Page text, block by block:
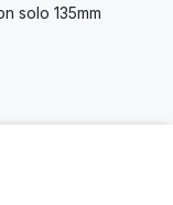
solo 135mm